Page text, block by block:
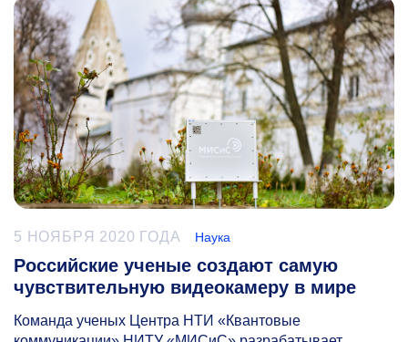
5 НОЯБРЯ 2020 ГОДА Наука
Российские ученые создают самую
чувствительную видеокамеру в мире
Команда ученых Центра НТИ «Квантовые